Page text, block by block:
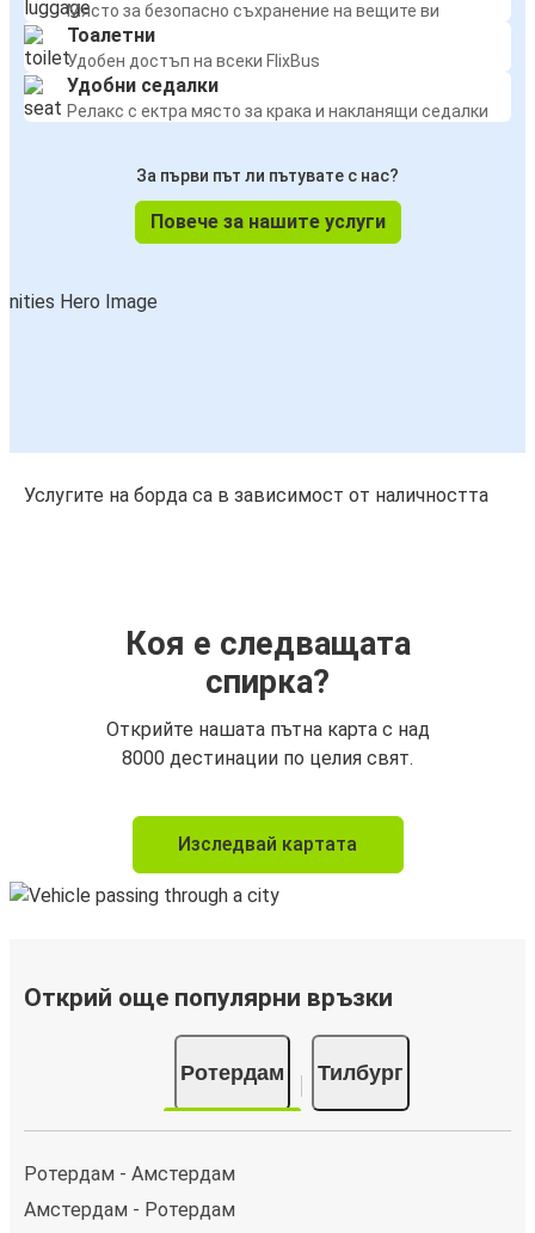
Място за безопасно съхранение на вещите ви
Тоалетни
Удобен достъп на всеки FlixBus
Удобни седалки
Релакс с ектра място за крака и накланящи седалки
За първи път ли пътувате с нас?
Повече за нашите услуги
Услугите на борда са в зависимост от наличността
Коя е следващата
спирка?
Открийте нашата пътна карта с над
8000 дестинации по целия свят.
Изследвай картата
Открий още популярни връзки
Ротердам Тилбург
Ротердам - Амстердам
Амстердам - Ротердам